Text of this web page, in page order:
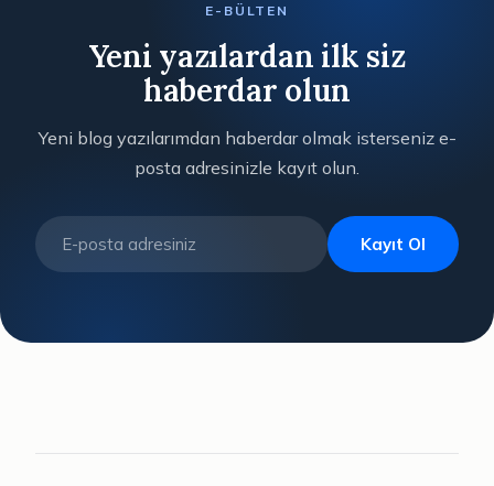
E-BÜLTEN
Yeni yazılardan ilk siz
haberdar olun
Yeni blog yazılarımdan haberdar olmak isterseniz e-
posta adresinizle kayıt olun.
Kayıt Ol